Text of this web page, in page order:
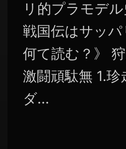
リ的プラモデ
戦国伝はサッ
何て読む？》
激闘頑駄無 1.
ダ...